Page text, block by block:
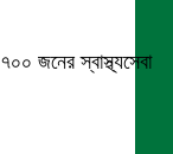
জনের স্বাস্থ্যসেবা